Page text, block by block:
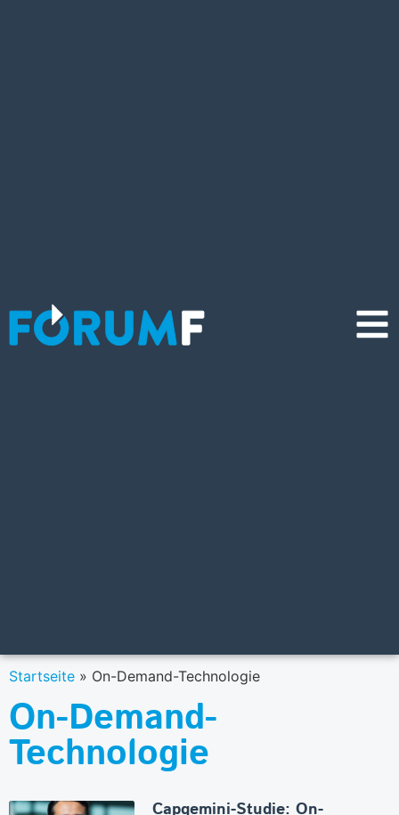
Startseite » On-Demand-Technologie
On-Demand-
Technologie
Capgemini-Studie: On-